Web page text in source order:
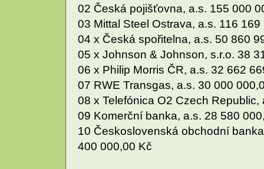
02 Česká pojišťovna, a.s. 155 000
03 Mittal Steel Ostrava, a.s. 116
04 x Česká spořitelna, a.s. 50 860
05 x Johnson & Johnson, s.r.o. 38
06 x Philip Morris ČR, a.s. 32 662
07 RWE Transgas, a.s. 30 000
08 x Telefónica O2 Czech
09 Komerční banka, a.s. 28 580
10 Československá obchodní
400 000,00 Kč